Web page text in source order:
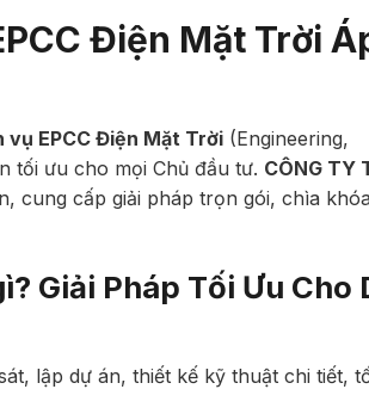
Điện Mặt Trời
vụ EPCC Điện Mặt Trời (Engineering,
tối ưu cho mọi Chủ đầu tư. CÔNG TY
cung cấp giải pháp trọn gói, chìa
Giải Pháp Tối Ưu Cho
lập dự án, thiết kế kỹ thuật chi tiết,